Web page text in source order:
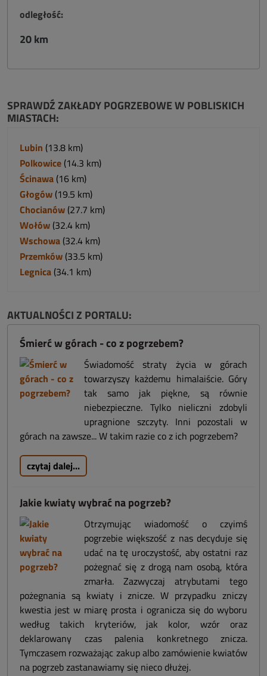
odległość:
20 km
SPRAWDŹ ZAKŁADY POGRZEBOWE W POBLISKICH
MIASTACH:
Lubin (13.8 km)
Polkowice (14.3 km)
Ścinawa (16 km)
Głogów (19.5 km)
Chocianów (27.7 km)
Wołów (32.4 km)
Wschowa (32.4 km)
Przemków (33.5 km)
Legnica (34.1 km)
AKTUALNOŚCI Z PORTALU:
Śmierć w górach - co z pogrzebem?
Świadomość straty życia w górach
towarzyszy każdemu himalaiście. Góry
tak samo jak piękne, są równie
niebezpieczne. Tylko nieliczni zdobyli
upragnione szczyty. Inni pozostali w
górach na zawsze... W takim razie co z ich pogrzebem?
czytaj dalej...
Jakie kwiaty wybrać na pogrzeb?
Otrzymując wiadomość o czyimś
pogrzebie większość z nas decyduje się
udać na tę uroczystość, aby ostatni raz
pożegnać się z drogą nam osobą, która
zmarła. Zazwyczaj atrybutami tego
pożegnania są kwiaty i znicze. W przypadku zniczy
kwestia jest w miarę prosta i ogranicza się do wyboru
według takich kryteriów, jak kolor, wzór oraz
deklarowany czas palenia konkretnego znicza.
Tymczasem rozważając zakup albo zamówienie kwiatów
na pogrzeb zastanawiamy się nieco dłużej.